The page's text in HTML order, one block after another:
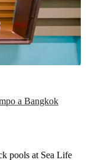
a Bangkok
pools at Sea Life